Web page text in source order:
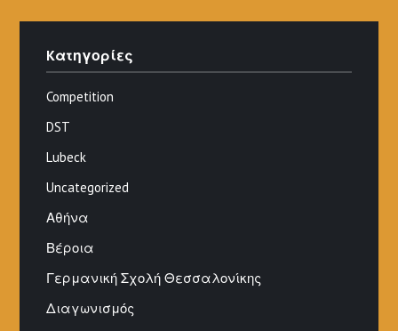
Kατηγορίες
Competition
DST
Lubeck
Uncategorized
Αθήνα
Βέροια
Γερμανική Σχολή Θεσσαλονίκης
Διαγωνισμός